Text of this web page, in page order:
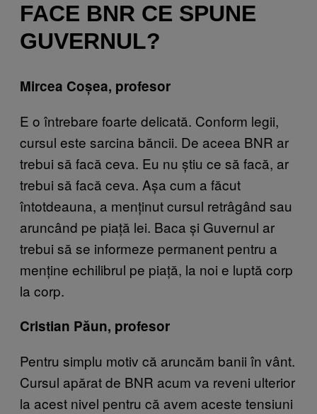
FACE BNR CE SPUNE
GUVERNUL?
Mircea Coșea, profesor
E o întrebare foarte delicată. Conform legii,
cursul este sarcina băncii. De aceea BNR ar
trebui să facă ceva. Eu nu știu ce să facă, ar
trebui să facă ceva. Așa cum a făcut
întotdeauna, a menținut cursul retrâgând sau
aruncând pe piață lei. Baca și Guvernul ar
trebui să se informeze permanent pentru a
menține echilibrul pe piață, la noi e luptă corp
la corp.
Cristian Păun, profesor
Pentru simplu motiv că aruncăm banii în vânt.
Cursul apărat de BNR acum va reveni ulterior
la acest nivel pentru că avem aceste tensiuni